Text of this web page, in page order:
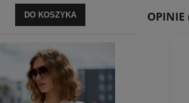
DO KOSZYKA OPINIE